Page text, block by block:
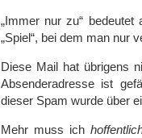
„Immer nur zu“ bedeutet
„Spiel“, bei dem man nur
Diese Mail hat übrigens
Absenderadresse ist
dieser Spam wurde über
Mehr muss ich